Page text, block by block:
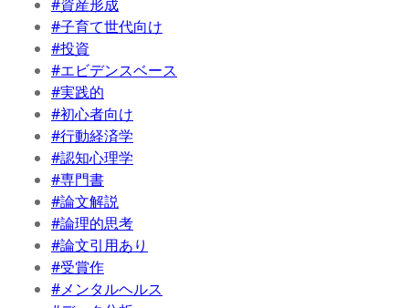
#資産形成
#子育て世代向け
#投資
#エビデンスベース
#実践的
#初心者向け
#行動経済学
#認知心理学
#専門書
#論文解説
#論理的思考
#論文引用あり
#受賞作
#メンタルヘルス